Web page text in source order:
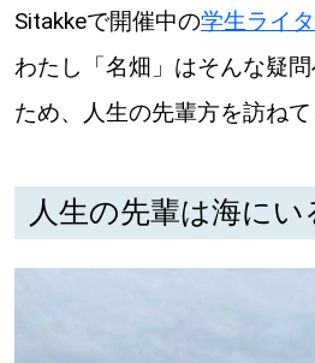
情報提供・お問い合わせ
Sitakkeで開催中の学生ライ
わたし「名畑」はそんな疑
ため、人生の先輩方を訪ねて
人生の先輩は海にい